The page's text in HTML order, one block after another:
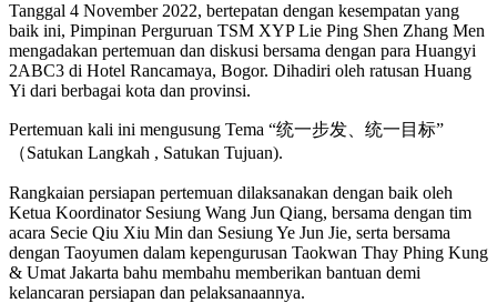
Tanggal 4 November 2022, bertepatan dengan kesempatan yang
baik ini, Pimpinan Perguruan TSM XYP Lie Ping Shen Zhang Men
mengadakan pertemuan dan diskusi bersama dengan para Huangyi
2ABC3 di Hotel Rancamaya, Bogor. Dihadiri oleh ratusan Huang
Yi dari berbagai kota dan provinsi.
Pertemuan kali ini mengusung Tema “统一步发、统一目标”
（Satukan Langkah , Satukan Tujuan).
Rangkaian persiapan pertemuan dilaksanakan dengan baik oleh
Ketua Koordinator Sesiung Wang Jun Qiang, bersama dengan tim
acara Secie Qiu Xiu Min dan Sesiung Ye Jun Jie, serta bersama
dengan Taoyumen dalam kepengurusan Taokwan Thay Phing Kung
& Umat Jakarta bahu membahu memberikan bantuan demi
kelancaran persiapan dan pelaksanaannya.